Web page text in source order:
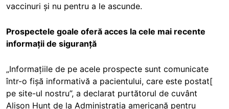
vaccinuri și nu pentru a le ascunde.
Prospectele goale oferă acces la cele mai recente
informații de siguranță
„Informațiile de pe acele prospecte sunt comunicate
într-o fișă informativă a pacientului, care este postat[
pe site-ul nostru”, a declarat purtătorul de cuvânt
Alison Hunt de la Administrația americană pentru